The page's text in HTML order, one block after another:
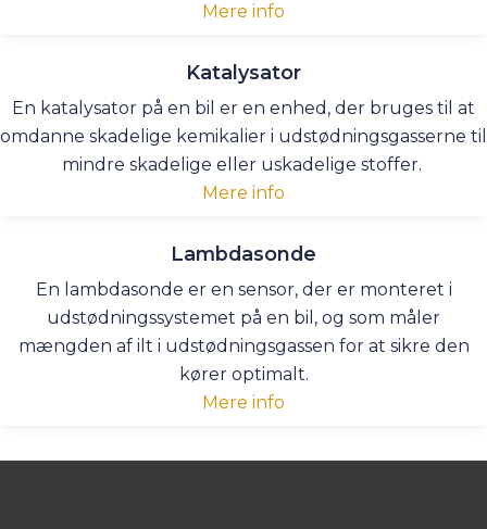
Mere info
Katalysator
En katalysator på en bil er en enhed, der bruges til at
omdanne skadelige kemikalier i udstødningsgasserne til
mindre skadelige eller uskadelige stoffer.
Mere info
Lambdasonde
En lambdasonde er en sensor, der er monteret i
udstødningssystemet på en bil, og som måler
mængden af ilt i udstødningsgassen for at sikre den
kører optimalt.
Mere info